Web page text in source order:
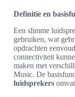
Definitie en
Een slimme
gebruiken, wat
opdrachten
connectiviteit
maken met
Music. De
luidsprekers